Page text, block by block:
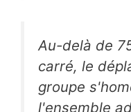
Au-delà de
carré, le
groupe
l'ensemble